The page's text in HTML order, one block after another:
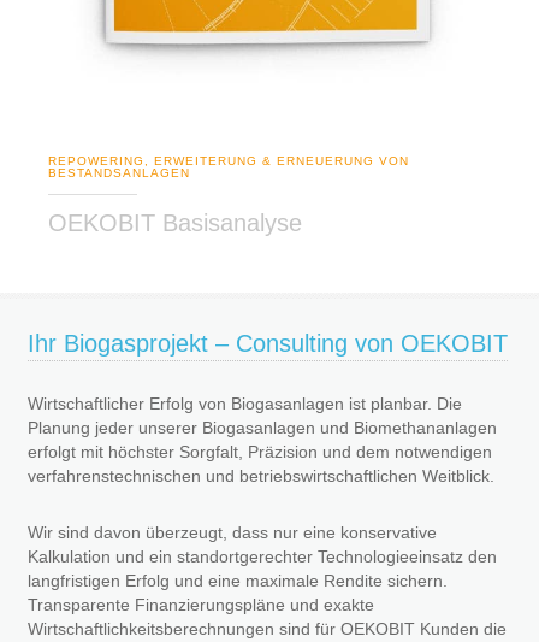
REPOWERING, ERWEITERUNG & ERNEUERUNG VON
BESTANDSANLAGEN
OEKOBIT Basisanalyse
Ihr Biogasprojekt – Consulting von OEKOBIT
Wirtschaftlicher Erfolg von Biogasanlagen ist planbar. Die
Planung jeder unserer Biogasanlagen und Biomethananlagen
erfolgt mit höchster Sorgfalt, Präzision und dem notwendigen
verfahrenstechnischen und betriebswirtschaftlichen Weitblick.
Wir sind davon überzeugt, dass nur eine konservative
Kalkulation und ein standortgerechter Technologieeinsatz den
langfristigen Erfolg und eine maximale Rendite sichern.
Transparente Finanzierungspläne und exakte
Wirtschaftlichkeitsberechnungen sind für OEKOBIT Kunden die